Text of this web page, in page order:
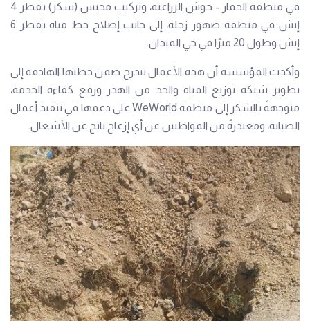
في منطقة الحمار - حوش الزراعنة، وتركيب محبس (سكر) بقطر 4
إنش في منطقة ضهور زحلة، إلى جانب إصلاح خط مياه بقطر 6
إنش وطول 20 مترًا في حي الميدان.
وأكدت المؤسسة أن هذه الأعمال تندرج ضمن خطتها الهادفة إلى
تطوير شبكة توزيع المياه والحد من الهدر ورفع كفاءة الخدمة،
متوجهةً بالشكر إلى منظمة WeWorld على دعمها في تنفيذ أعمال
الصيانة، ومعتذرةً من المواطنين عن أي إزعاج ناتج عن الأشغال.